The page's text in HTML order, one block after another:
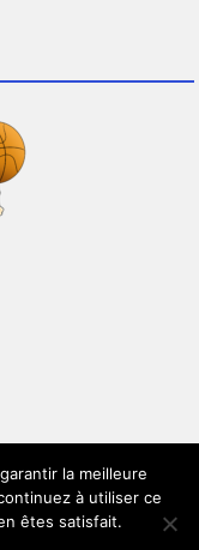
la meilleure
à utiliser ce
êtes satisfait.